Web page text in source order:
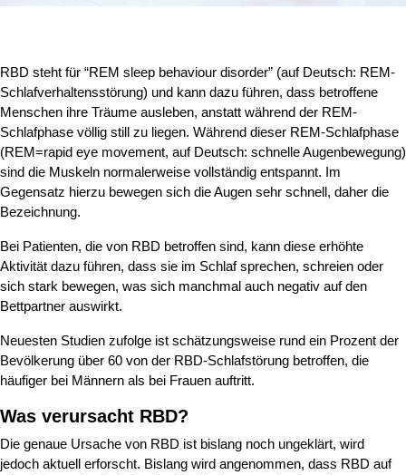
RBD steht für “REM sleep behaviour disorder” (auf Deutsch: REM-
Schlafverhaltensstörung) und kann dazu führen, dass betroffene
Menschen ihre Träume ausleben, anstatt während der REM-
Schlafphase völlig still zu liegen. Während dieser REM-Schlafphase
(REM=rapid eye movement, auf Deutsch: schnelle Augenbewegung)
sind die Muskeln normalerweise vollständig entspannt. Im
Gegensatz hierzu bewegen sich die Augen sehr schnell, daher die
Bezeichnung.
Bei Patienten, die von RBD betroffen sind, kann diese erhöhte
Aktivität dazu führen, dass sie im Schlaf sprechen, schreien oder
sich stark bewegen, was sich manchmal auch negativ auf den
Bettpartner auswirkt.
Neuesten Studien zufolge ist schätzungsweise rund ein Prozent der
Bevölkerung über 60 von der RBD-Schlafstörung betroffen, die
häufiger bei Männern als bei Frauen auftritt.
Was verursacht RBD?
Die genaue Ursache von RBD ist bislang noch ungeklärt, wird
jedoch aktuell erforscht. Bislang wird angenommen, dass RBD auf